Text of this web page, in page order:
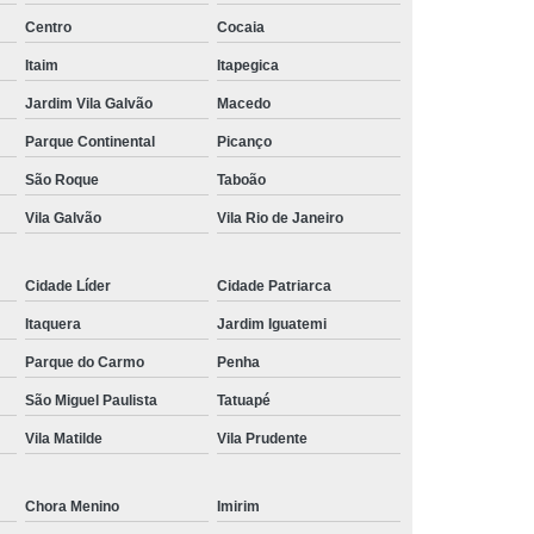
Magnética de Joelho
Magnética de Pelve
de Articulações
do Abdome Total
Tomografia do Tórax
Exame de Imagem Tomografia Pélvica
Ressonância Magnética Cardíaca
Ressonância Magnética da Prostata
Ressonância Magnética de Campo Aberto
Ressonância Magnética do Crânio
Ressonância Magnética na Coluna
Centro Cocaia
Itaim Itapegica
Jardim Vila Galvão Macedo
Parque Continental Picanço
São Roque Taboão
Vila Galvão Vila Rio de Janeiro
Cidade Líder Cidade Patriarca
Itaquera Jardim Iguatemi
Parque do Carmo Penha
São Miguel Paulista Tatuapé
Vila Matilde Vila Prudente
Chora Menino Imirim